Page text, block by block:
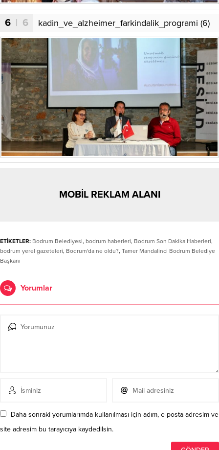
6 | 6 kadin_ve_alzheimer_farkindalik_programi (6)
MOBİL REKLAM ALANI
ETİKETLER: Bodrum Belediyesi, bodrum haberleri, Bodrum Son Dakika Haberleri,
bodrum yerel gazeteleri, Bodrum'da ne oldu?, Tamer Mandalinci Bodrum Belediye
Başkanı
Yorumlar
Daha sonraki yorumlarımda kullanılması için adım, e-posta adresim ve
site adresim bu tarayıcıya kaydedilsin.